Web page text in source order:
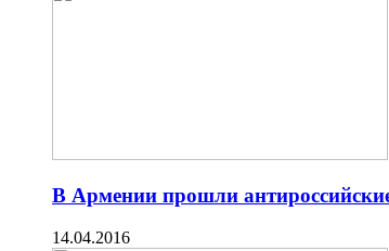
В Армении прошли
14.04.2016